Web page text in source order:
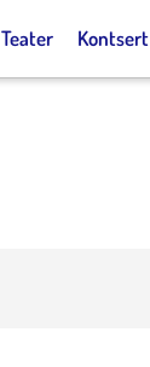
Teater Kontsert